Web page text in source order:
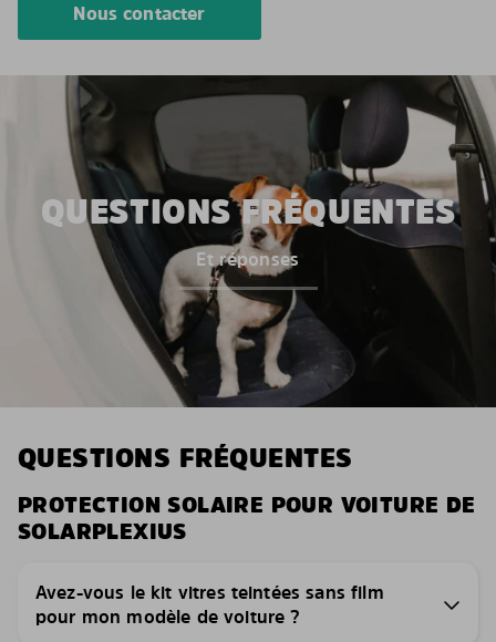
Nous contacter
QUESTIONS FRÉQUENTES
Et réponses
QUESTIONS FRÉQUENTES
PROTECTION SOLAIRE POUR VOITURE DE
SOLARPLEXIUS
Avez-vous le kit vitres teintées sans film
pour mon modèle de voiture ?